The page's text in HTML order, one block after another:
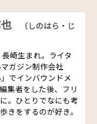
（しのはら・じ
崎生まれ。ライタ
ガジン制作会社
」でインバウンドメ
集者をした後、フリ
。ひとりでなにも考
きをするのが好き。